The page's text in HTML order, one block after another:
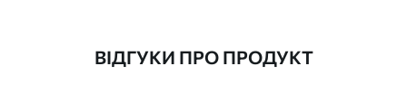
ВІДГУКИ ПРО ПРОДУКТ